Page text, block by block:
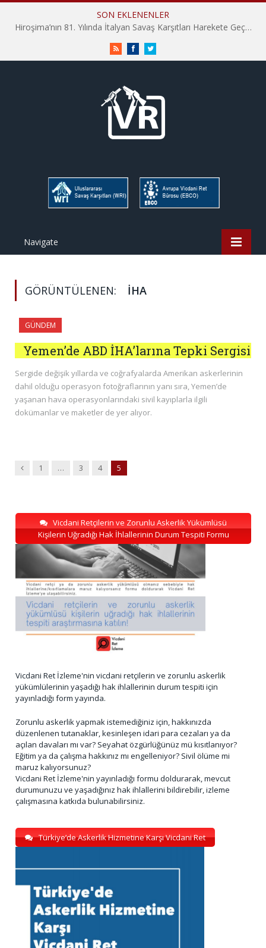
SON EKLENENLER
Hiroşima’nın 81. Yılında İtalyan Savaş Karşıtları Harekete Geçti: “Hatırlamak yeterli değil”
RSS FacebookTwitter
Navigate
GÖRÜNTÜLENEN: İHA
GÜNDEM
Yemen’de ABD İHA’larına Tepki Sergisi
Sergide değişik yıllarda ve coğrafyalarda Amerikan askerlerinin
dahil olduğu operasyon fotoğraflarının yanı sıra, Yemen’de
yaşanan hava operasyonlarındaki sivil kayıplarla ilgili
dokümanlar ve maketler de yer alıyor.
Previous
1 … 3 4 5
Vicdani Retçilerin ve Zorunlu Askerlik Yükümlüsü
Kişilerin Uğradığı Hak İhlallerinin Durum Tespiti Formu
Vicdani Ret İzleme'nin vicdani retçilerin ve zorunlu askerlik
yükümlülerinin yaşadığı hak ihlallerinin durum tespiti için
yayınladığı form yayında.
Zorunlu askerlik yapmak istemediğiniz için, hakkınızda
düzenlenen tutanaklar, kesinleşen idari para cezaları ya da
açılan davaları mı var? Seyahat özgürlüğünüz mü kısıtlanıyor?
Eğitim ya da çalışma hakkınız mı engelleniyor? Sivil ölüme mi
maruz kalıyorsunuz?
Vicdani Ret İzleme'nin yayınladığı formu doldurarak, mevcut
durumunuzu ve yaşadığınız hak ihlallerini bildirebilir, izleme
çalışmasına katkıda bulunabilirsiniz.
Türkiye’de Askerlik Hizmetine Karşı Vicdani Ret